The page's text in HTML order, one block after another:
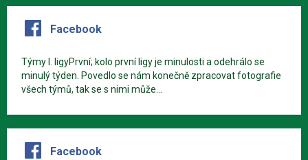
Facebook
Týmy I. ligyPrvní; kolo první ligy je minulosti a odehrálo se
minulý týden. Povedlo se nám konečně zpracovat fotografie
všech týmů, tak se s nimi může...
Facebook